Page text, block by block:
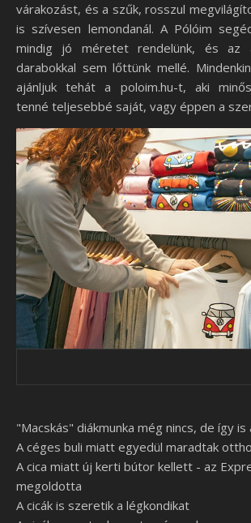
várakozást, és a szűk, rosszul
is szívesen lemondanál. A Pólóim
mindig jó méretet rendelünk, és az
darabokkal sem lőttünk mellé.
ajánljuk tehát a poloim.hu-t, aki
tenné teljesebbé saját, vagy éppen a
"Macskás" diákmunka még nincs, de így is
A céges buli miatt egyedül maradtak
A cica miatt új kerti bútor kellett - az
megoldotta
A cicák is szeretik a légkondikat